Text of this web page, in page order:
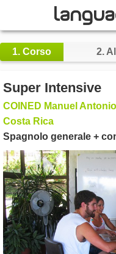
SFOGLIARE
Entra
Aiuto
Valuta €
Lingua
1. Corso 2.
Super Intensive
COINED Manuel
Costa Rica
Spagnolo generale +